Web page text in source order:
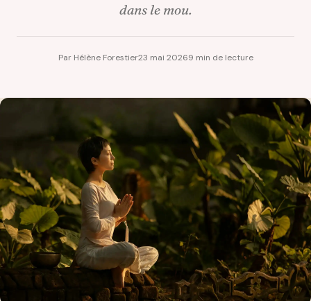
dans le mou.
Par Hélène Forestier23 mai 20269 min de lecture